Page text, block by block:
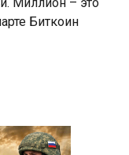
Биткоин